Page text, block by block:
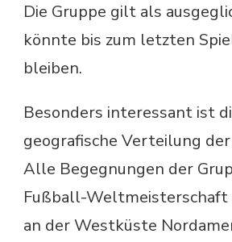
Die Gruppe gilt als
könnte bis zum letzten
bleiben.
Besonders interessant ist
geografische Verteilung
Alle Begegnungen der
Fußball-Weltmeisterschaft
an der Westküste